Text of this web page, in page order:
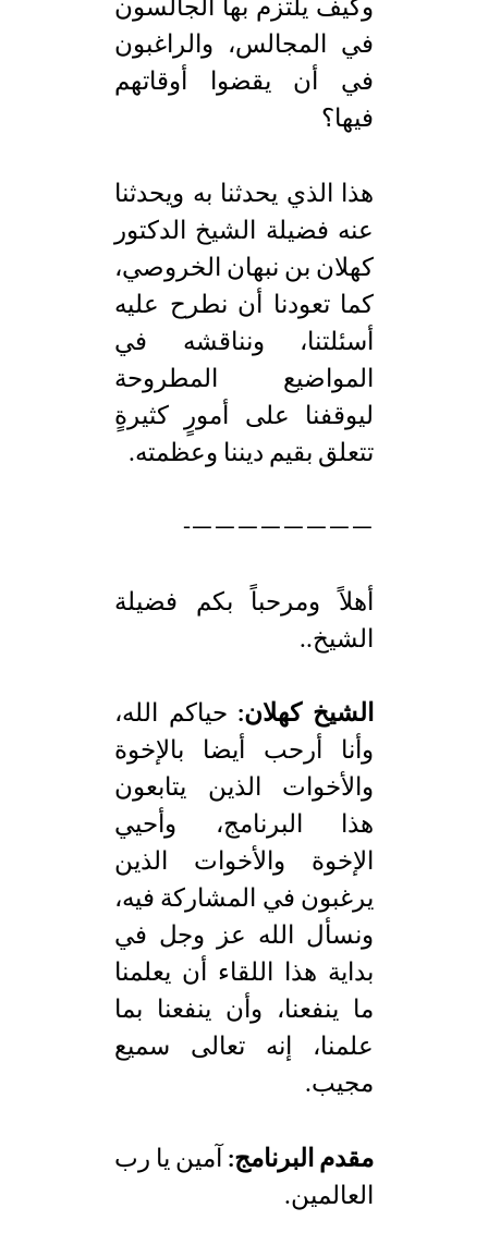
وكيف يلتزم بها الجالسون
في المجالس، والراغبون
في أن يقضوا أوقاتهم
فيها؟
هذا الذي يحدثنا به ويحدثنا
عنه فضيلة الشيخ الدكتور
كهلان بن نبهان الخروصي،
كما تعودنا أن نطرح عليه
أسئلتنا، ونناقشه في
المواضيع المطروحة
ليوقفنا على أمورٍ كثيرةٍ
تتعلق بقيم ديننا وعظمته.
————————-
أهلاً ومرحباً بكم فضيلة
الشيخ..
الشيخ كهلان: حياكم الله،
وأنا أرحب أيضا بالإخوة
والأخوات الذين يتابعون
هذا البرنامج، وأحيي
الإخوة والأخوات الذين
يرغبون في المشاركة فيه،
ونسأل الله عز وجل في
بداية هذا اللقاء أن يعلمنا
ما ينفعنا، وأن ينفعنا بما
علمنا، إنه تعالى سميع
مجيب.
مقدم البرنامج: آمين يا رب
العالمين.